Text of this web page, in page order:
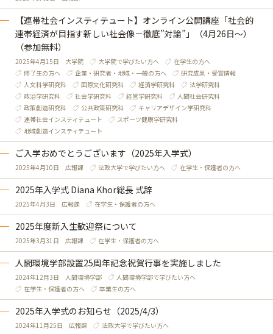
【連帯社会インスティテュート】オンライン公開講座「社会的
連帯経済が目指す新しい社会像－徹底”対論”」（4月26日～）
（参加無料）
2025年4月15日 大学院 大学院で学びたい方へ
在学生の方へ
修了生の方へ
企業・研究者・地域・一般の方へ
研究成果・受賞情報
人文科学研究科
国際文化研究科 経済学研究科
法学研究科
政治学研究科
社会学研究科 経営学研究科
人間社会研究科
政策創造研究科
公共政策研究科
キャリアデザイン学研究科
連帯社会インスティテュート
スポーツ健康学研究科
地域創造インスティテュート
ご入学おめでとうございます（2025年入学式）
2025年4月10日 広報課 法政大学で学びたい方へ 在学生・保護者の方へ
2025年入学式 Diana Khor総長 式辞
2025年4月3日 広報課 在学生・保護者の方へ
2025年度新入生歓迎祭について
2025年3月31日 広報課 在学生・保護者の方へ
人間環境学部設置25周年記念祝賀行事を実施しました
2024年12月3日 人間環境学部
人間環境学部で学びたい方へ
在学生・保護者の方へ
卒業生の方へ
2025年入学式のお知らせ（2025/4/3）
2024年11月25日 広報課 法政大学で学びたい方へ